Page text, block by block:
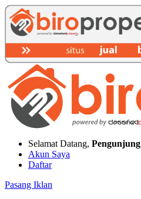
Selamat Datang, Pengunjung
Akun Saya
Daftar
Pasang Iklan